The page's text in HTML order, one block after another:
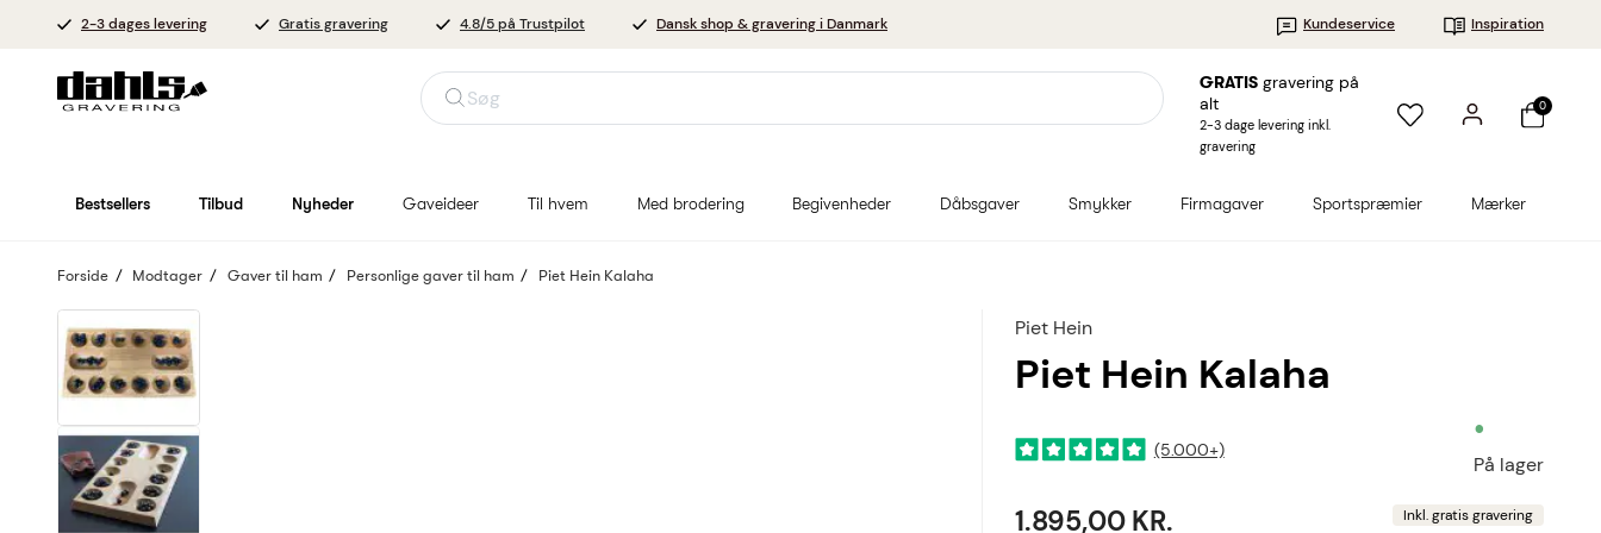
2-3 dages levering Gratis gravering 4.8/5 på Trustpilot Dansk shop & gravering i Danmark Inspiration
Kundeservice
Søg
GRATISgravering på
alt
2-3 dage levering inkl.
gravering
0
Bestsellers Tilbud Nyheder Gaveideer Til hvem Med brodering Begivenheder Dåbsgaver Smykker Firmagaver Sportspræmier Mærker
Forside Modtager Gaver til ham Personlige gaver til ham Piet Hein Kalaha
Piet Hein
Piet Hein Kalaha
(5.000+)
•
På lager
1.895,00 KR. Inkl. gratis gravering